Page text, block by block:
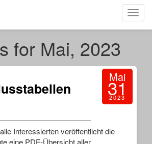
for Mai, 2023
Mai
31
2023
Interessierten veröffentlicht die
eine PDF-Übersicht aller